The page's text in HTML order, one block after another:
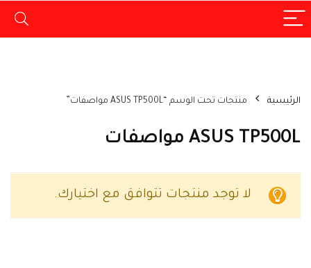
الرئيسية منتجات تحت الوسم “ASUS TP500L مواصفات”
ASUS TP500L مواصفات
لا توجد منتجات تتوافق مع اختيارك.